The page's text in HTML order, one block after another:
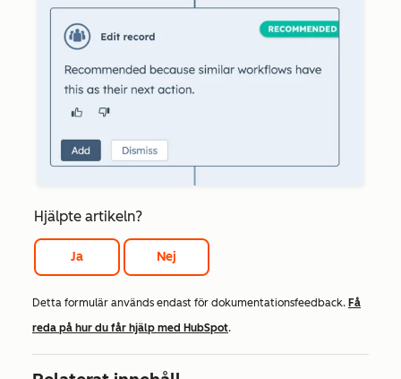
Hjälpte artikeln?
Ja Nej
Detta formulär används endast för dokumentationsfeedback. Få
reda på hur du får hjälp med HubSpot.